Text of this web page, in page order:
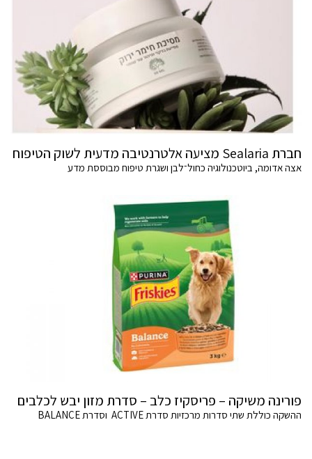
חברת Sealaria מציעה אלטרנטיבה מדעית לשוק הטיפוח
אצה אדומה, ביוטכנולוגיה כחול־לבן ושגרת טיפוח מבוססת מדע
פורינה משיקה – פריסקיז כלב – סדרת מזון יבש לכלבים
ההשקה כוללת שתי סדרות מרכזיות סדרת ACTIVE וסדרת BALANCE